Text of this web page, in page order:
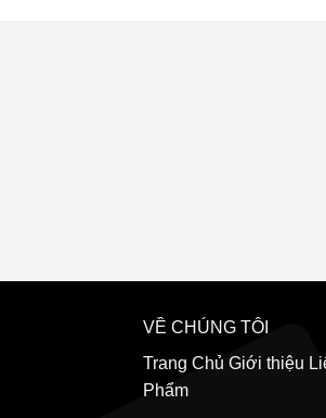
VỀ CHÚNG TÔI
Trang Chủ Giới thiệu
Phẩm